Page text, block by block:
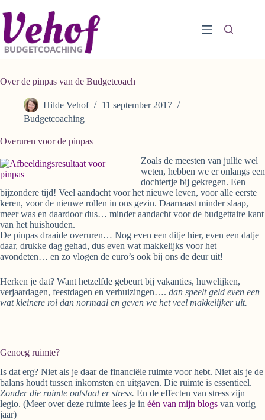
naar
de
inhoud
Over de pinpas van de Budgetcoach
Hilde Vehof
11 september 2017
Budgetcoaching
Overuren voor de pinpas
Zoals de meesten van jullie wel
weten, hebben we er onlangs een
dochtertje bij gekregen. Een
bijzondere tijd! Veel aandacht voor het nieuwe leven, voor alle eerste
keren, voor de nieuwe rollen in ons gezin. Daarnaast minder slaap,
meer was en daardoor dus… minder aandacht voor de budgettaire kant
van het huishouden.
De pinpas draaide overuren… Nog even een ditje hier, even een datje
daar, drukke dag gehad, dus even wat makkelijks voor het
avondeten… en zo vlogen de euro’s ook bij ons de deur uit!
Herken je dat? Want hetzelfde gebeurt bij vakanties, huwelijken,
verjaardagen, feestdagen en verhuizingen…. dan speelt geld even een
wat kleinere rol dan normaal en geven we het veel makkelijker uit.
Genoeg ruimte?
Is dat erg? Niet als je daar de financiële ruimte voor hebt. Niet als je de
balans houdt tussen inkomsten en uitgaven. Die ruimte is essentieel.
Zonder die ruimte ontstaat er stress. En de effecten van stress zijn
legio. (Meer over deze ruimte lees je in één van mijn blogs van vorig
jaar)